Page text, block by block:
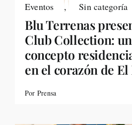
Eventos , Sin categoría
Blu Terrenas
Club Collection:
concepto
en el corazón de
Por Prensa